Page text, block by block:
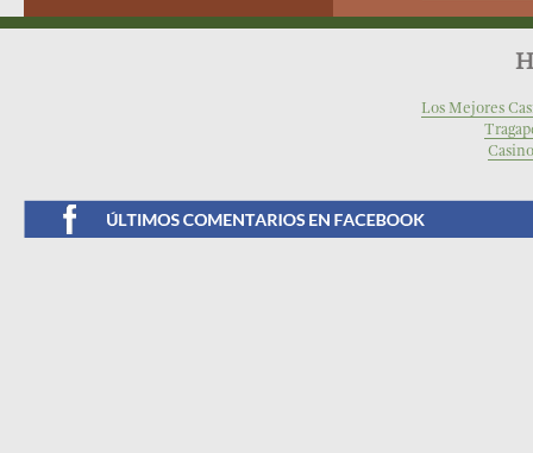
Los Mejores